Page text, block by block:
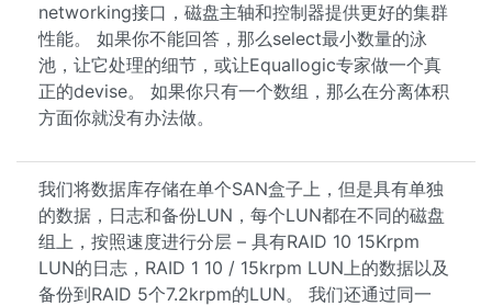
networking接口，磁盘主轴和控制器提供更好的集群
性能。 如果你不能回答，那么select最小数量的泳
池，让它处理的细节，或让Equallogic专家做一个真
正的devise。 如果你只有一个数组，那么在分离体积
方面你就没有办法做。
我们将数据库存储在单个SAN盒子上，但是具有单独
的数据，日志和备份LUN，每个LUN都在不同的磁盘
组上，按照速度进行分层 – 具有RAID 10 15Krpm
LUN的日志，RAID 1 10 / 15krpm LUN上的数据以及
备份到RAID 5个7.2krpm的LUN。 我们还通过同一